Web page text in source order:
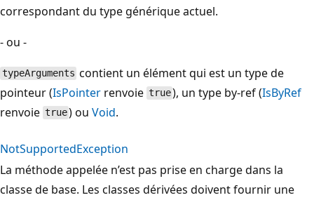
correspondant du type générique actuel.
- ou -
typeArguments contient un élément qui est un type de
pointeur (IsPointer renvoie true), un type by-ref (IsByRef
renvoie true) ouVoid.
NotSupportedException
La méthode appelée n’est pas prise en charge dans la
classe de base. Les classes dérivées doivent fournir une